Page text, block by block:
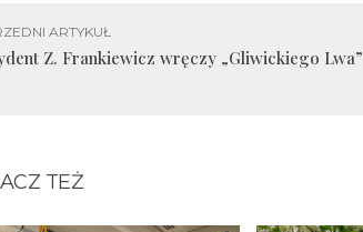
ARTYKUŁ
Z. Frankiewicz wręczy „Gliwickiego Lwa”
TEŻ